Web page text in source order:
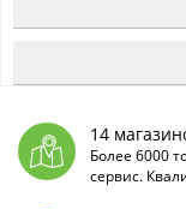
14
Более 6000
сервис.